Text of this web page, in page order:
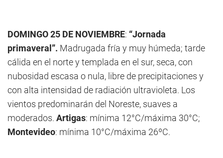
DOMINGO 25 DE NOVIEMBRE: “Jornada
primaveral”. Madrugada fría y muy húmeda; tarde
cálida en el norte y templada en el sur, seca, con
nubosidad escasa o nula, libre de precipitaciones y
con alta intensidad de radiación ultravioleta. Los
vientos predominarán del Noreste, suaves a
moderados. Artigas: mínima 12°C/máxima 30°C;
Montevideo: mínima 10°C/máxima 26ºC.